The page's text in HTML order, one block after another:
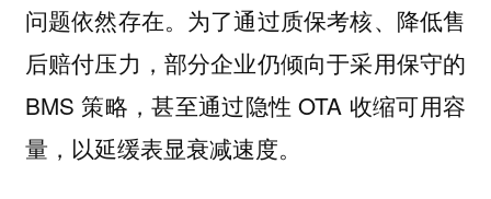
问题依然存在。为了通过质保考核、降低售
后赔付压力，部分企业仍倾向于采用保守的
BMS 策略，甚至通过隐性 OTA 收缩可用容
量，以延缓表显衰减速度。